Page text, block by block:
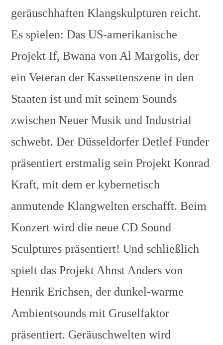
geräuschhaften Klangskulpturen reicht.
Es spielen: Das US-amerikanische
Projekt If, Bwana von Al Margolis, der
ein Veteran der Kassettenszene in den
Staaten ist und mit seinem Sounds
zwischen Neuer Musik und Industrial
schwebt. Der Düsseldorfer Detlef Funder
präsentiert erstmalig sein Projekt Konrad
Kraft, mit dem er kybernetisch
anmutende Klangwelten erschafft. Beim
Konzert wird die neue CD Sound
Sculptures präsentiert! Und schließlich
spielt das Projekt Ahnst Anders von
Henrik Erichsen, der dunkel-warme
Ambientsounds mit Gruselfaktor
präsentiert. Geräuschwelten wird